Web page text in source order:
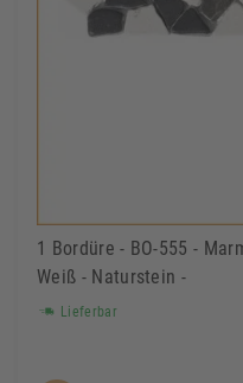
1 Bordüre - BO-555 -
Weiß - Naturstein -
Lieferbar